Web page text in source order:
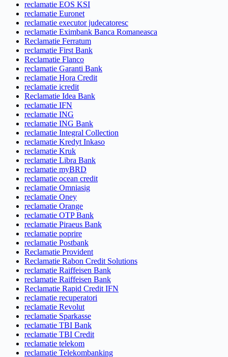
reclamatie EOS KSI
reclamatie Euronet
reclamatie executor judecatoresc
reclamatie Eximbank Banca Romaneasca
Reclamatie Ferratum
reclamatie First Bank
Reclamatie Flanco
reclamatie Garanti Bank
reclamatie Hora Credit
reclamatie icredit
Reclamatie Idea Bank
reclamatie IFN
reclamatie ING
reclamatie ING Bank
reclamatie Integral Collection
reclamatie Kredyt Inkaso
reclamatie Kruk
reclamatie Libra Bank
reclamatie myBRD
reclamatie ocean credit
reclamatie Omniasig
reclamatie Oney
reclamatie Orange
reclamatie OTP Bank
reclamatie Piraeus Bank
reclamatie poprire
reclamatie Postbank
Reclamatie Provident
Reclamatie Rabon Credit Solutions
reclamatie Raiffeisen Bank
reclamatie Raiffeisen Bank
Reclamatie Rapid Credit IFN
reclamatie recuperatori
reclamatie Revolut
reclamatie Sparkasse
reclamatie TBI Bank
reclamatie TBI Credit
reclamatie telekom
reclamatie Telekombanking